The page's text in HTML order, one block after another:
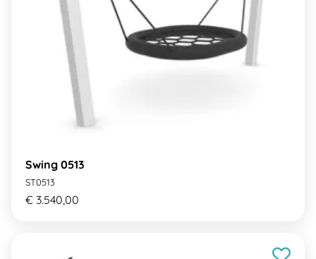
Swing 0513
ST0513
€ 3.540,00